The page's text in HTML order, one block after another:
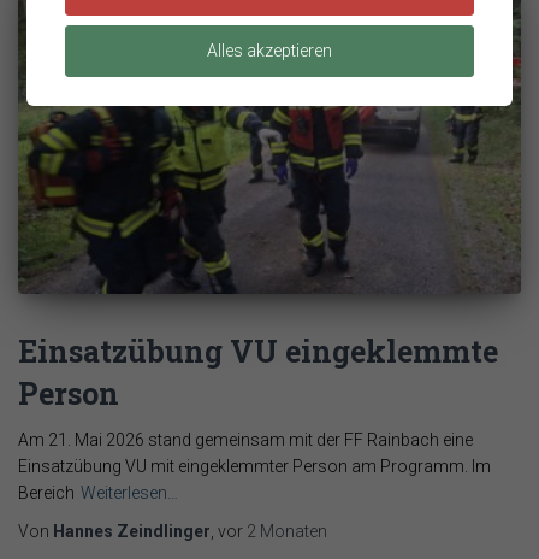
Einsatzübung VU eingeklemmte
Person
Am 21. Mai 2026 stand gemeinsam mit der FF Rainbach eine
Einsatzübung VU mit eingeklemmter Person am Programm. Im
Bereich Weiterlesen…
Von Hannes Zeindlinger , vor 2 Monaten
Alles akzeptieren